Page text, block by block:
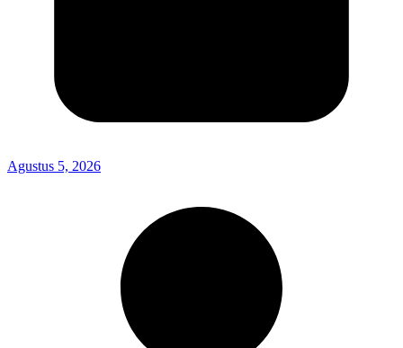
Agustus 5, 2026